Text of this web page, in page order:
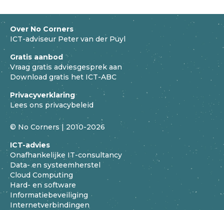
Over No Corners
ICT-adviseur Peter van der Puyl
Gratis aanbod
Vraag gratis adviesgesprek aan
Download gratis het ICT-ABC
Privacyverklaring
Lees ons privacybeleid
© No Corners | 2010-2026
ICT-advies
Onafhankelijke IT-consultancy
Data- en systeemherstel
Cloud Computing
Hard- en software
Informatiebeveiliging
Internetverbindingen